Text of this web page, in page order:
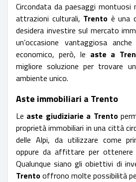
Circondata da paesaggi
attrazioni culturali, Trento è una
desidera investire sul mercato
un’occasione vantaggiosa
economico, però, le aste a
migliore soluzione per trovare
ambiente unico.
Aste immobiliari a Trento
Le aste giudiziarie a Trento
proprietà immobiliari in una città
delle Alpi, da utilizzare come
oppure da affittare per ottenere
Qualunque siano gli obiettivi di
Trentooffrono molte possibilità